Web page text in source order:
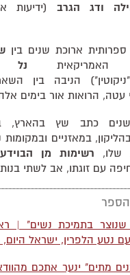
ודג הגרב (ידיעות
ארוכת שנים בין
האמריקאית נל
הניבה בין
עטה, הרואות אור בימים
כתב שץ בהארץ,
במאזניים ובמקומות
שלו, רשימות מן
עם זוגתו, אב לשתי
בתמיכת נשים" |
הלפרין, ישראל היום, 25.11.16
מתים" ינער אתכם